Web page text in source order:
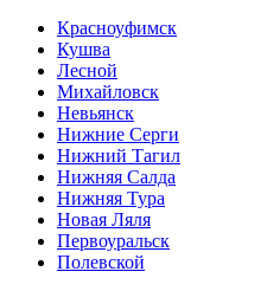
Красноуфимск
Кушва
Лесной
Михайловск
Невьянск
Нижние Серги
Нижний Тагил
Нижняя Салда
Нижняя Тура
Новая Ляля
Первоуральск
Полевской